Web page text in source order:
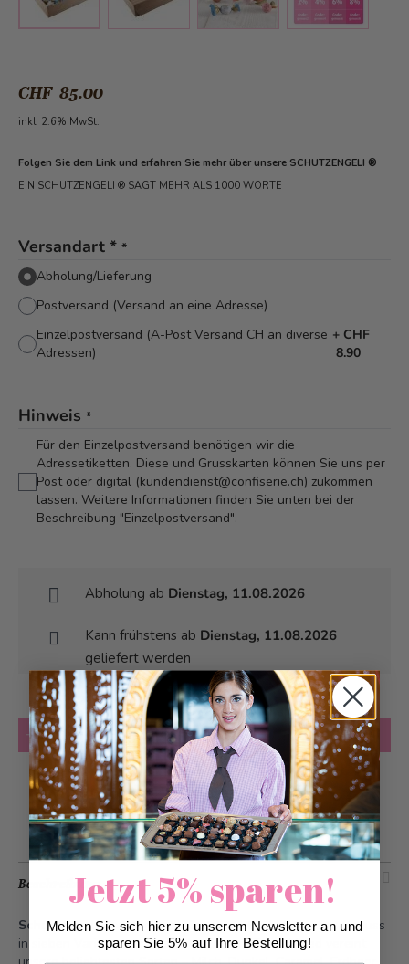
CHF 85.00
inkl. 2.6% MwSt.
Folgen Sie dem Link und erfahren Sie mehr über unsere SCHUTZENGELI ®
EIN SCHUTZENGELI ® SAGT MEHR ALS 1000 WORTE
Versandart * *
Abholung/Lieferung
Postversand (Versand an eine Adresse)
Einzelpostversand (A-Post Versand CH an diverse
Adressen)
+ CHF
8.90
Hinweis *
Für den Einzelpostversand benötigen wir die
Adressetiketten. Diese und Grusskarten können Sie uns per
Post oder digital (kundendienst@confiserie.ch) zukommen
lassen. Weitere Informationen finden Sie unten bei der
Beschreibung "Einzelpostversand".
Abholung ab Dienstag, 11.08.2026
Kann frühstens ab Dienstag, 11.08.2026
geliefert werden
Anzahl in den Warenkorb
Zur Wunschliste hinzufügen
Beschreibung
Schutzengeli-Twist Mixed 72er B2B - Ein himmlischer Genuss
in sieben Variationen: Das Schutzengeli-Twist Mixed vereint
Jetzt 5% sparen!
Melden Sie sich hier zu unserem Newsletter an und
sparen Sie 5% auf Ihre Bestellung!